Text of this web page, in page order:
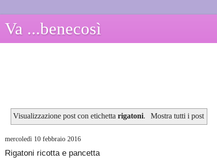
Va ...benecosì
Visualizzazione post con etichettarigatoni. Mostra tutti i post
mercoledì 10 febbraio 2016
Rigatoni ricotta e pancetta